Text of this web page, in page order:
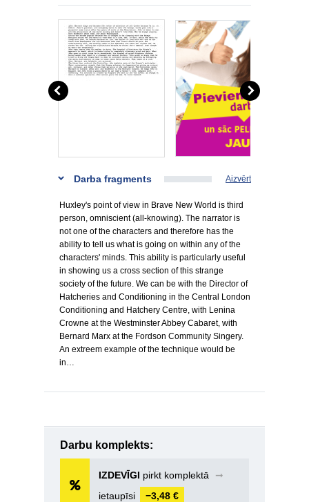
Darba fragments Aizvērt
Huxley's point of view in Brave New World is third
person, omniscient (all-knowing). The narrator is
not one of the characters and therefore has the
ability to tell us what is going on within any of the
characters' minds. This ability is particularly useful
in showing us a cross section of this strange
society of the future. We can be with the Director of
Hatcheries and Conditioning in the Central London
Conditioning and Hatchery Centre, with Lenina
Crowne at the Westminster Abbey Cabaret, with
Bernard Marx at the Fordson Community Singery.
An extreem example of the technique would be
in…
Darbu komplekts:
IZDEVĪGI pirkt komplektā
➞
ietaupīsi
−3,48 €